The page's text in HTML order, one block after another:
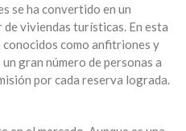
se ha convertido en un
viviendas turísticas. En esta
como anfitriones y
gran número de personas a
por cada reserva lograda.